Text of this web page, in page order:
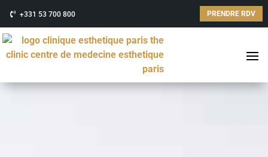
+331 53 700 800 PRENDRE RDV